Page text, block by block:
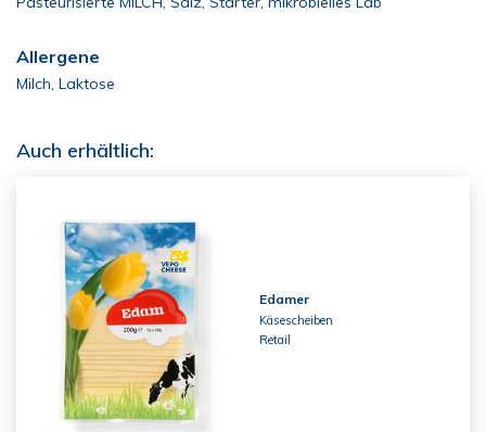
Allergene
Milch, Laktose
Auch erhältlich:
Edamer
Käsescheiben
Retail